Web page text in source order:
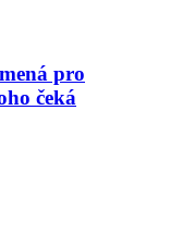
pro
čeká